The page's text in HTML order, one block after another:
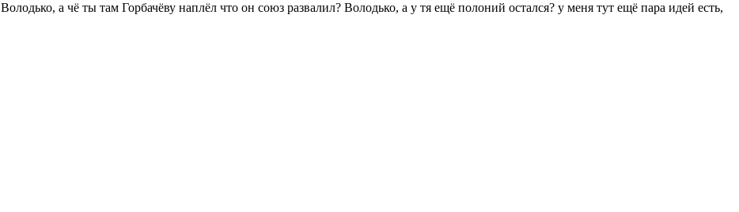
Володько, а чё ты там Горбачёву наплёл что он союз развалил? Володько, а у тя ещё полоний остался? у меня тут ещё пара идей есть,